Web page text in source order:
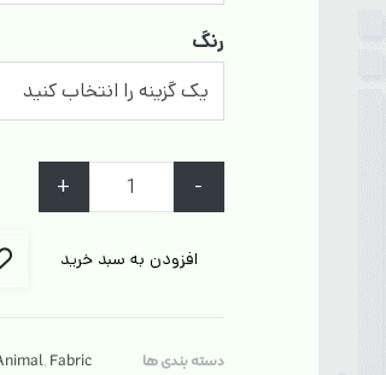
رنگ
-
+
افزودن به سبد خرید
دسته بندی ها ,Fabric